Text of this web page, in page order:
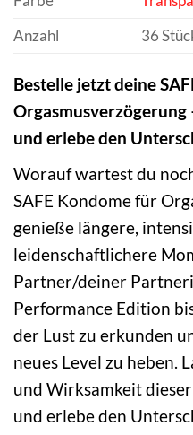
Anzahl
36
Bestelle jetzt deine
und erlebe den
Worauf wartest du
SAFE Kondome für
genieße längere,
leidenschaftlichere
Partner/deiner
Performance Edition
der Lust zu erkunden
neues Level zu heben.
und Wirksamkeit
und erlebe den